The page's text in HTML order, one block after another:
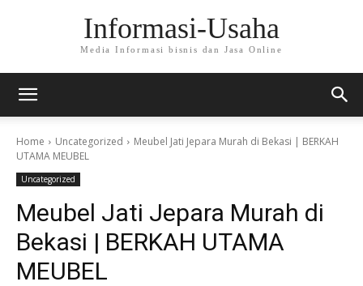
Informasi-Usaha
Media Informasi bisnis dan Jasa Online
Home Uncategorized
Meubel Jati Jepara Murah di Bekasi | BERKAH
UTAMA MEUBEL
Uncategorized
Meubel Jati Jepara Murah di
Bekasi | BERKAH UTAMA
MEUBEL